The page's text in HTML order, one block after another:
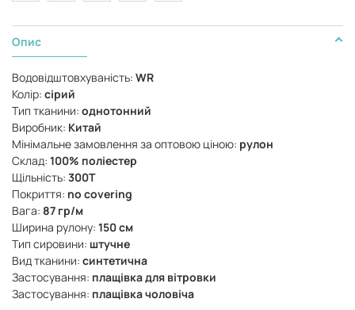
Опис
Водовідштовхуваність: WR
Колір: сірий
Тип тканини: однотонний
Виробник: Китай
Мінімальне замовлення за оптовою ціною: рулон
Склад: 100% поліестер
Щільність: 300Т
Покриття: no covering
Вага: 87 гр/м
Ширина рулону: 150 см
Тип сировини: штучне
Вид тканини: синтетична
Застосування: плащівка для вітровки
Застосування: плащівка чоловіча